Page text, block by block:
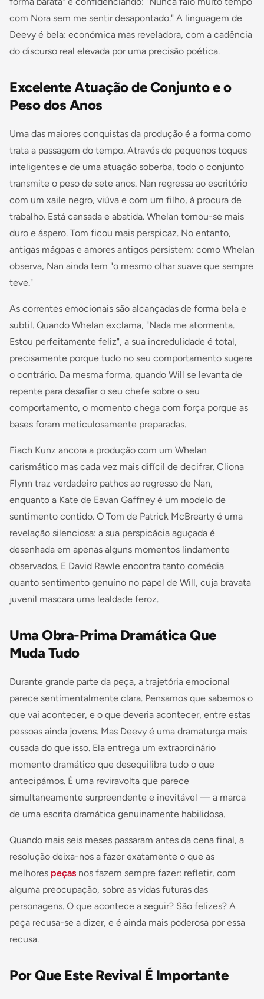
com Nora sem me sentir desapontado." A linguagem de
Deevy é bela: económica mas reveladora, com a cadência
do discurso real elevada por uma precisão poética.
Excelente Atuação de Conjunto e o
Peso dos Anos
Uma das maiores conquistas da produção é a forma como
trata a passagem do tempo. Através de pequenos toques
inteligentes e de uma atuação soberba, todo o conjunto
transmite o peso de sete anos. Nan regressa ao escritório
com um xaile negro, viúva e com um filho, à procura de
trabalho. Está cansada e abatida. Whelan tornou-se mais
duro e áspero. Tom ficou mais perspicaz. No entanto,
antigas mágoas e amores antigos persistem: como Whelan
observa, Nan ainda tem "o mesmo olhar suave que sempre
teve."
As correntes emocionais são alcançadas de forma bela e
subtil. Quando Whelan exclama, "Nada me atormenta.
Estou perfeitamente feliz", a sua incredulidade é total,
precisamente porque tudo no seu comportamento sugere
o contrário. Da mesma forma, quando Will se levanta de
repente para desafiar o seu chefe sobre o seu
comportamento, o momento chega com força porque as
bases foram meticulosamente preparadas.
Fiach Kunz ancora a produção com um Whelan
carismático mas cada vez mais difícil de decifrar. Cliona
Flynn traz verdadeiro pathos ao regresso de Nan,
enquanto a Kate de Eavan Gaffney é um modelo de
sentimento contido. O Tom de Patrick McBrearty é uma
revelação silenciosa: a sua perspicácia aguçada é
desenhada em apenas alguns momentos lindamente
observados. E David Rawle encontra tanto comédia
quanto sentimento genuíno no papel de Will, cuja bravata
juvenil mascara uma lealdade feroz.
Uma Obra-Prima Dramática Que
Muda Tudo
Durante grande parte da peça, a trajetória emocional
parece sentimentalmente clara. Pensamos que sabemos o
que vai acontecer, e o que deveria acontecer, entre estas
pessoas ainda jovens. Mas Deevy é uma dramaturga mais
ousada do que isso. Ela entrega um extraordinário
momento dramático que desequilibra tudo o que
antecipámos. É uma reviravolta que parece
simultaneamente surpreendente e inevitável — a marca
de uma escrita dramática genuinamente habilidosa.
Quando mais seis meses passaram antes da cena final, a
resolução deixa-nos a fazer exatamente o que as
melhores peças nos fazem sempre fazer: refletir, com
alguma preocupação, sobre as vidas futuras das
personagens. O que acontece a seguir? São felizes? A
peça recusa-se a dizer, e é ainda mais poderosa por essa
recusa.
Por Que Este Revival É Importante